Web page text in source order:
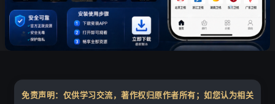
免责声明：仅供学习交流，著作权归原作者所有；如您认为相关